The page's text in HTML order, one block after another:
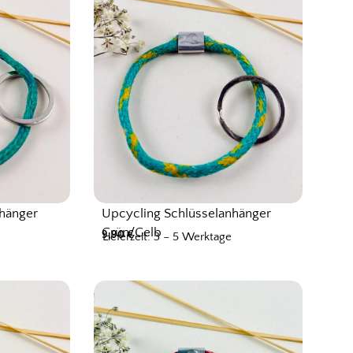
Upcycling Schlüsselanhänger
Grün/Gelb
9,90€
Lieferzeit: 3 – 5 Werktage